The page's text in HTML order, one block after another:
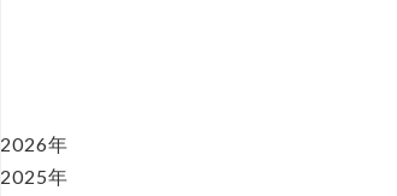
2026年
2025年